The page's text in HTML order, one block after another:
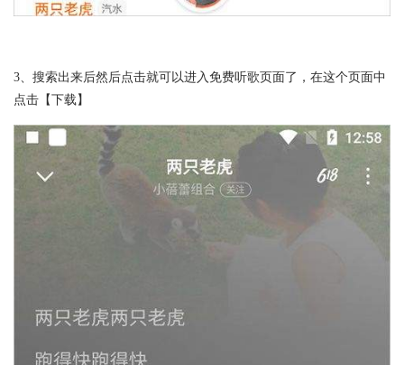
3、搜索出来后然后点击就可以进入免费听歌页面了，在这个页面中
点击【下载】